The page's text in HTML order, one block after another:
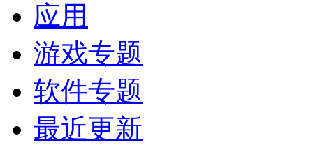
应用
游戏专题
软件专题
最近更新